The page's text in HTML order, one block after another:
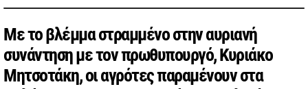
Με το βλέμμα στραμμένο στην αυριανή
συνάντηση με τον πρωθυπουργό, Κυριάκο
Μητσοτάκη, οι αγρότες παραμένουν στα